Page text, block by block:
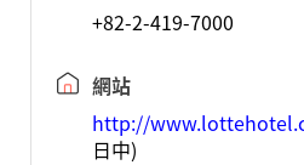
+82-2-419-7000
網站
http://
日中)